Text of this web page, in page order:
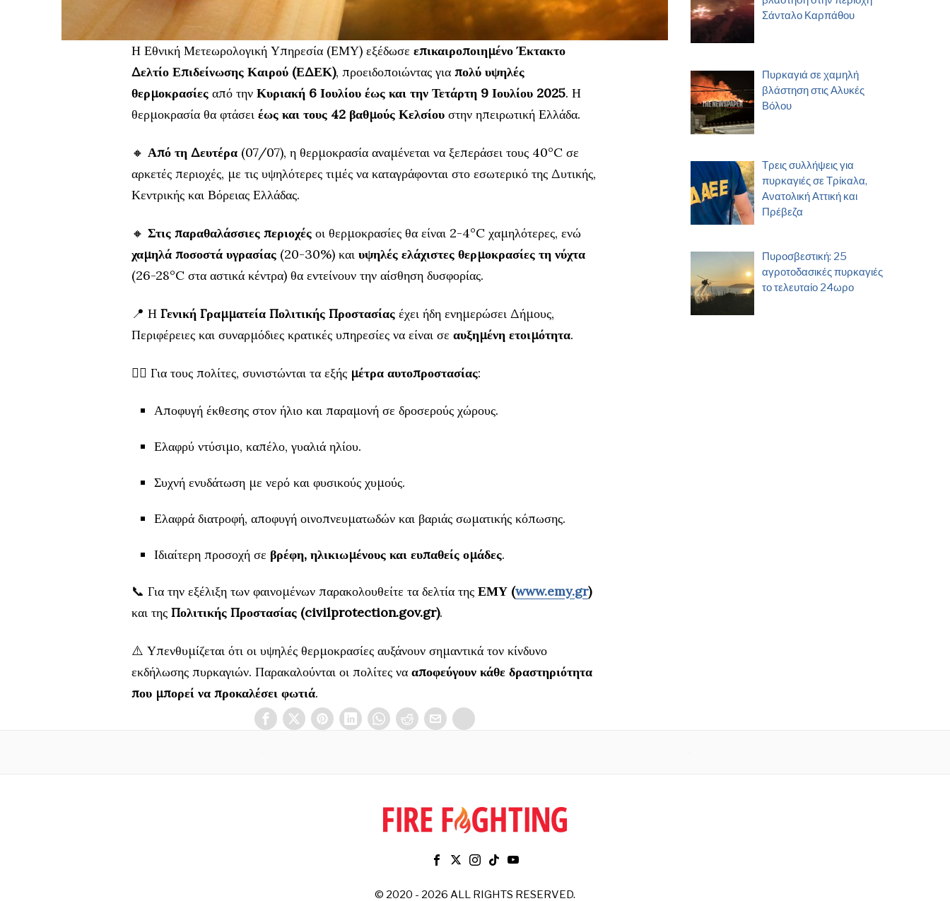
Η Εθνική Μετεωρολογική Υπηρεσία (ΕΜΥ) εξέδωσε επικαιροποιημένο Έκτακτο
Δελτίο Επιδείνωσης Καιρού (ΕΔΕΚ), προειδοποιώντας για πολύ υψηλές
θερμοκρασίες από την Κυριακή 6 Ιουλίου έως και την Τετάρτη 9 Ιουλίου 2025. Η
θερμοκρασία θα φτάσει έως και τους 42 βαθμούς Κελσίου στην ηπειρωτική Ελλάδα.
🔸 Από τη Δευτέρα (07/07), η θερμοκρασία αναμένεται να ξεπεράσει τους 40°C σε
αρκετές περιοχές, με τις υψηλότερες τιμές να καταγράφονται στο εσωτερικό της Δυτικής,
Κεντρικής και Βόρειας Ελλάδας.
🔸 Στις παραθαλάσσιες περιοχές οι θερμοκρασίες θα είναι 2-4°C χαμηλότερες, ενώ
χαμηλά ποσοστά υγρασίας (20-30%) και υψηλές ελάχιστες θερμοκρασίες τη νύχτα
(26-28°C στα αστικά κέντρα) θα εντείνουν την αίσθηση δυσφορίας.
📍 Η Γενική Γραμματεία Πολιτικής Προστασίας έχει ήδη ενημερώσει Δήμους,
Περιφέρειες και συναρμόδιες κρατικές υπηρεσίες να είναι σε αυξημένη ετοιμότητα.
🧍‍♂️ Για τους πολίτες, συνιστώνται τα εξής μέτρα αυτοπροστασίας:
Αποφυγή έκθεσης στον ήλιο και παραμονή σε δροσερούς χώρους.
Ελαφρύ ντύσιμο, καπέλο, γυαλιά ηλίου.
Συχνή ενυδάτωση με νερό και φυσικούς χυμούς.
Ελαφρά διατροφή, αποφυγή οινοπνευματωδών και βαριάς σωματικής κόπωσης.
Ιδιαίτερη προσοχή σε βρέφη, ηλικιωμένους και ευπαθείς ομάδες.
📞 Για την εξέλιξη των φαινομένων παρακολουθείτε τα δελτία της ΕΜΥ (www.emy.gr)
και της Πολιτικής Προστασίας (civilprotection.gov.gr).
⚠️ Υπενθυμίζεται ότι οι υψηλές θερμοκρασίες αυξάνουν σημαντικά τον κίνδυνο
εκδήλωσης πυρκαγιών. Παρακαλούνται οι πολίτες να αποφεύγουν κάθε δραστηριότητα
που μπορεί να προκαλέσει φωτιά.
Σάνταλο Καρπάθου
Πυρκαγιά σε χαμηλή
βλάστηση στις Αλυκές
Βόλου
Τρεις συλλήψεις για
πυρκαγιές σε Τρίκαλα,
Ανατολική Αττική και
Πρέβεζα
Πυροσβεστική: 25
αγροτοδασικές πυρκαγιές
το τελευταίο 24ωρο
© 2020 - 2026 ALL RIGHTS RESERVED.